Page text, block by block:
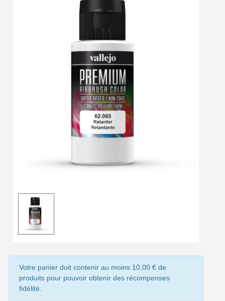
Inscription à la newsletter : 5€ de réduction
Livraison sous 24 h en France Métropolitaine
Livraison offerte en France métropolitaine pour 250€ d'achats
Paiement en 4x sans frais dès 30€ d'achats
Votre devis en ligne en moins d'1 minute
Partagez vos créations et obtenez des bons d'achat
Livraison sous 24 h en France Métropolitaine
Livraison offerte en France métropolitaine pour 250€ d'achats
Votre panier doit contenir au moins 10,00 € de
produits pour pouvoir obtenir des récompenses
fidélité.